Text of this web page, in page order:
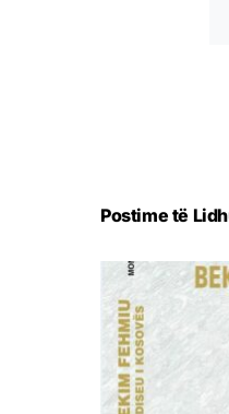
Postime të